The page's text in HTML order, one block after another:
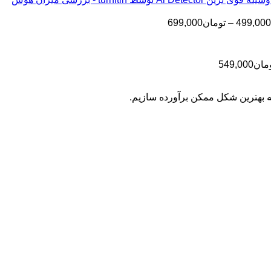
تومان399,000
تا
499,000
– تومان699,000محدوده
549,000
تا
بهترین شکل ممکن برآورده سازیم.